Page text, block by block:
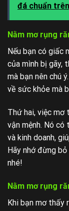
đá chuẩn
Nằm mơ rụng
Nếu bạn có giấc
của mình bị gãy,
mà bạn nên chú
về sức khỏe mà
Thứ hai, việc mơ
vận mệnh. Nó
và kinh doanh,
Hãy nhớ đừng
nhé!
Nằm mơ rụng
Khi bạn mơ thấy